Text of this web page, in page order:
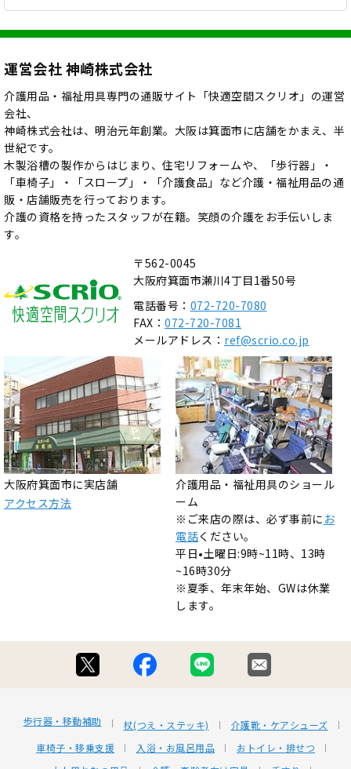
運営会社 神崎株式会社
介護用品・福祉用具専門の通販サイト「快適空間スクリオ」の運営
会社、
神崎株式会社は、明治元年創業。大阪は箕面市に店舗をかまえ、半
世紀です。
木製浴槽の製作からはじまり、住宅リフォームや、「歩行器」・
「車椅子」・「スロープ」・「介護食品」など介護・福祉用品の通
販・店舗販売を行っております。
介護の資格を持ったスタッフが在籍。笑顔の介護をお手伝いしま
す。
〒562-0045
大阪府箕面市瀬川4丁目1番50号
電話番号： 072-720-7080
FAX： 072-720-7081
メールアドレス： ref@scrio.co.jp
大阪府箕面市に実店舗
アクセス方法
介護用品・福祉用具のショール
ーム
※ご来店の際は、必ず事前に お
電話ください。
平日•土曜日:9時~11時、13時
~16時30分
※夏季、年末年始、GWは休業
します。
歩行器・移動補助 杖(つえ・ステッキ)
介護靴・ケアシューズ
車椅子・移乗支援
入浴・お風呂用品
おトイレ・排せつ